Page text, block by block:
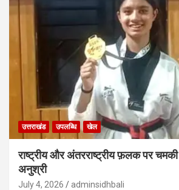
उत्तराखंड उपलब्धि खेल
राष्ट्रीय और अंतरराष्ट्रीय फ़लक पर चमकी
अनुश्री
July 4, 2026 adminsidhbali